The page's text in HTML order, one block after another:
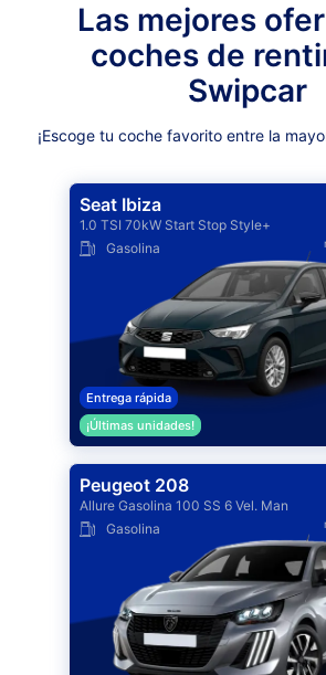
Las mejores
coches de
Swipcar
¡Escoge tu coche favorito entre la
Seat Ibiza
1.0 TSI 70kW Start Stop Style+
Gasolina
Entrega rápida
¡Últimas unidades!
Peugeot 208
Allure Gasolina 100 SS 6 Vel. Man
Gasolina